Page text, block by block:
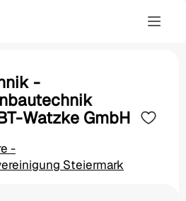
-
Watzke GmbH
-
Steiermark